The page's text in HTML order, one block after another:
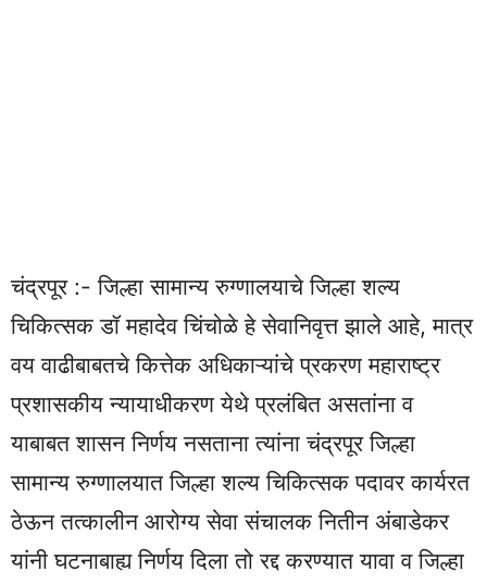
चंद्रपूर :- जिल्हा सामान्य रुग्णालयाचे जिल्हा शल्य
चिकित्सक डॉ महादेव चिंचोळे हे सेवानिवृत्त झाले आहे, मात्र
वय वाढीबाबतचे कित्तेक अधिकाऱ्यांचे प्रकरण महाराष्ट्र
प्रशासकीय न्यायाधीकरण येथे प्रलंबित असतांना व
याबाबत शासन निर्णय नसताना त्यांना चंद्रपूर जिल्हा
सामान्य रुग्णालयात जिल्हा शल्य चिकित्सक पदावर कार्यरत
ठेऊन तत्कालीन आरोग्य सेवा संचालक नितीन अंबाडेकर
यांनी घटनाबाह्य निर्णय दिला तो रद्द करण्यात यावा व जिल्हा